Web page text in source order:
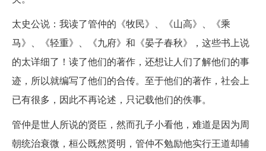
太史公说：我读了管仲的《牧民》、《山高》、《乘
马》、《轻重》、《九府》和《晏子春秋》，这些书上说
的太详细了！读了他们的著作，还想让人们了解他们的事
迹，所以就编写了他们的合传。至于他们的著作，社会上
已有很多，因此不再论述，只记载他们的佚事。
管仲是世人所说的贤臣，然而孔子小看他，难道是因为周
朝统治衰微，桓公既然贤明，管仲不勉励他实行王道却辅